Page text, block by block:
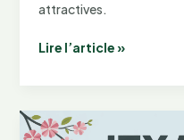
attractives.
Belambra
destinations
Lire l’article »